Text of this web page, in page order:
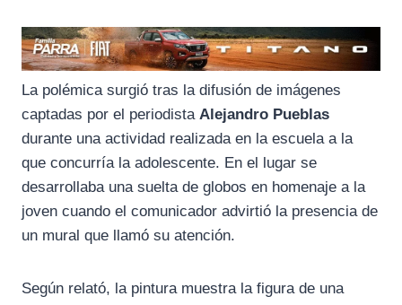
La polémica surgió tras la difusión de imágenes
captadas por el periodista Alejandro Pueblas
durante una actividad realizada en la escuela a la
que concurría la adolescente. En el lugar se
desarrollaba una suelta de globos en homenaje a la
joven cuando el comunicador advirtió la presencia de
un mural que llamó su atención.
Según relató, la pintura muestra la figura de una